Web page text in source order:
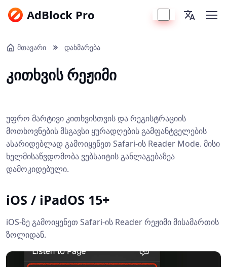
AdBlock Pro
მთავარი დახმარება
კითხვის რეჟიმი
უფრო მარტივი კითხვისთვის და რეგისტრაციის
მოთხოვნების მსგავსი ყურადღების გამფანტველების
ასარიდებლად გამოიყენეთ Safari-ის Reader Mode. მისი
ხელმისაწვდომობა ვებსაიტის განლაგებაზეა
დამოკიდებული.
iOS / iPadOS 15+
iOS-ზე გამოიყენეთ Safari-ის Reader რეჟიმი მისამართის
ზოლიდან.